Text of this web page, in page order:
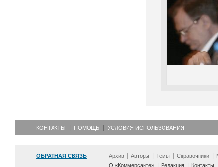
КОНТАКТЫ ПОМОЩЬ УСЛОВИЯ ИСПОЛЬЗОВАНИЯ
ОБРАТНАЯ СВЯЗЬ Архив Авторы Темы Справочники
О «Коммерсанте»
Редакция Контакты